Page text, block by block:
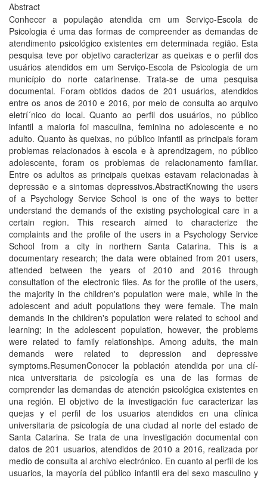
Abstract
Conhecer a população atendida em um Serviço-Escola de
Psicologia é uma das formas de compreender as demandas de
atendimento psicológico existentes em determinada região. Esta
pesquisa teve por objetivo caracterizar as queixas e o perfil dos
usuários atendidos em um Serviço-Escola de Psicologia de um
municí­pio do norte catarinense. Trata-se de uma pesquisa
documental. Foram obtidos dados de 201 usuários, atendidos
entre os anos de 2010 e 2016, por meio de consulta ao arquivo
eletrí´nico do local. Quanto ao perfil dos usuários, no público
infantil a maioria foi masculina, feminina no adolescente e no
adulto. Quanto às queixas, no público infantil as principais foram
problemas relacionados à escola e à aprendizagem, no público
adolescente, foram os problemas de relacionamento familiar.
Entre os adultos as principais queixas estavam relacionadas à
depressão e a sintomas depressivos.AbstractKnowing the users
of a Psychology Service School is one of the ways to better
understand the demands of the existing psychological care in a
certain region. This research aimed to characterize the
complaints and the profile of the users in a Psychology Service
School from a city in northern Santa Catarina. This is a
documentary research; the data were obtained from 201 users,
attended between the years of 2010 and 2016 through
consultation of the electronic files. As for the profile of the users,
the majority in the children's population were male, while in the
adolescent and adult populations they were female. The main
demands in the children's population were related to school and
learning; in the adolescent population, however, the problems
were related to family relationships. Among adults, the main
demands were related to depression and depressive
symptoms.ResumenConocer la población atendida por una clí­
nica universitaria de psicologí­a es una de las formas de
comprender las demandas de atención psicológica existentes en
una región. El objetivo de la investigación fue caracterizar las
quejas y el perfil de los usuarios atendidos en una clí­nica
universitaria de psicologí­a de una ciudad al norte del estado de
Santa Catarina. Se trata de una investigación documental con
datos de 201 usuarios, atendidos de 2010 a 2016, realizada por
medio de consulta al archivo electrónico. En cuanto al perfil de los
usuarios, la mayorí­a del público infantil era del sexo masculino y